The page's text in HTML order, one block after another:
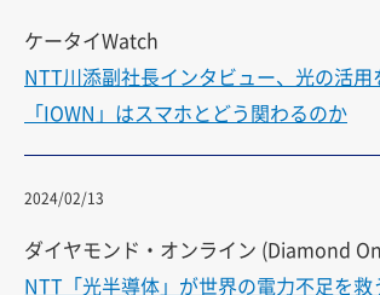
ケータイWatch
NTT川添副社長インタビュー、光の活用
「IOWN」はスマホとどう関わるのか
2024/02/13
ダイヤモンド・オンライン (Diamond
NTT「光半導体」が世界の電力不足を救